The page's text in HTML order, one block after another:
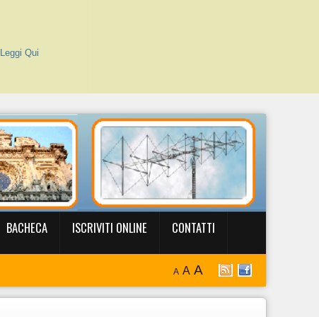
Leggi Qui
BACHECA ISCRIVITI ONLINE CONTATTI
A A A